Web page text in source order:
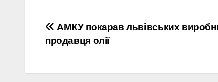
Навігація
записів
АМКУ покарав львівських
продавця олії